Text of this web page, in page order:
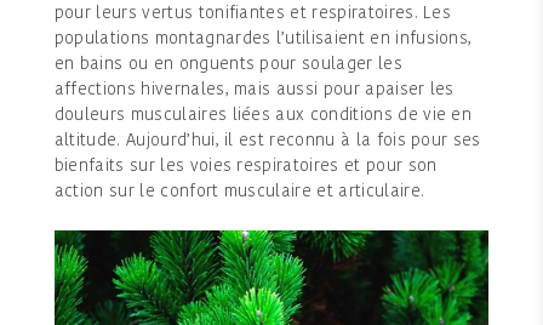
pour leurs vertus tonifiantes et respiratoires. Les
populations montagnardes l’utilisaient en infusions,
en bains ou en onguents pour soulager les
affections hivernales, mais aussi pour apaiser les
douleurs musculaires liées aux conditions de vie en
altitude. Aujourd’hui, il est reconnu à la fois pour ses
bienfaits sur les voies respiratoires et pour son
action sur le confort musculaire et articulaire.